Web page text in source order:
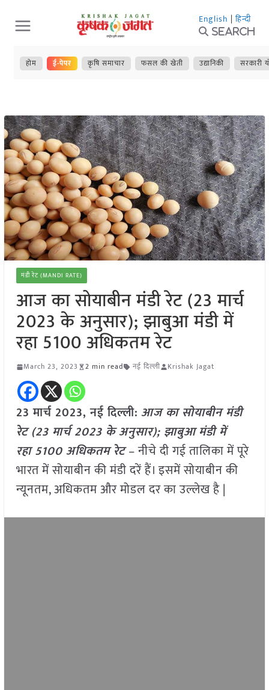
Skip
to
content
English | हिन्दी
Search
होम ई-पेपर कृषि समाचार फसल की खेती उद्यानिकी सरकारी
मंडी रेट (MANDI RATE)
आज का सोयाबीन मंडी रेट (23 मार्च
2023 के अनुसार); झाबुआ मंडी में
रहा 5100 अधिकतम रेट
March 23, 2023 2 min read नई दिल्ली Krishak Jagat
23 मार्च 2023, नई दिल्ली: आज का सोयाबीन मंडी
रेट (23 मार्च 2023 के अनुसार); झाबुआ मंडी में
रहा 5100 अधिकतम रेट– नीचे दी गई तालिका में पूरे
भारत में सोयाबीन की मंडी दरें हैं। इसमें सोयाबीन की
न्यूनतम, अधिकतम और मोडल दर का उल्लेख है |